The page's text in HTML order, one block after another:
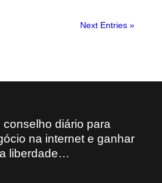
Next Entries »
conselho diário para
na internet e ganhar
liberdade…